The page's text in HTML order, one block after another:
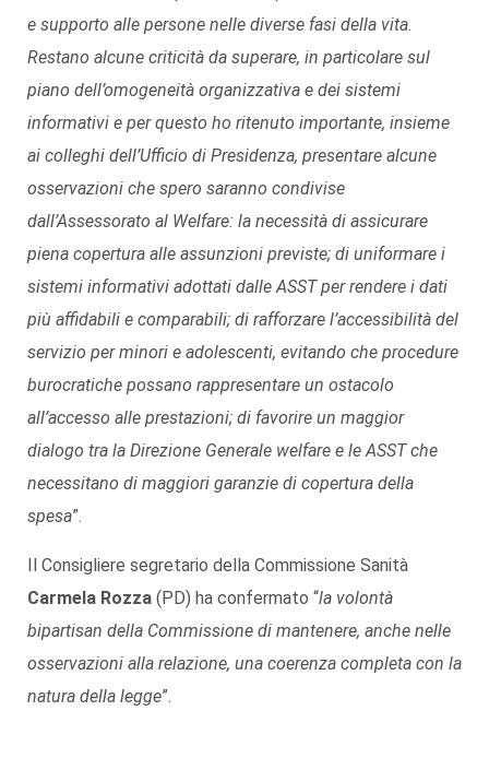
e supporto alle persone nelle diverse fasi della vita.
Restano alcune criticità da superare, in particolare sul
piano dell’omogeneità organizzativa e dei sistemi
informativi e per questo ho ritenuto importante, insieme
ai colleghi dell’Ufficio di Presidenza, presentare alcune
osservazioni che spero saranno condivise
dall’Assessorato al Welfare: la necessità di assicurare
piena copertura alle assunzioni previste; di uniformare i
sistemi informativi adottati dalle ASST per rendere i dati
più affidabili e comparabili; di rafforzare l’accessibilità del
servizio per minori e adolescenti, evitando che procedure
burocratiche possano rappresentare un ostacolo
all’accesso alle prestazioni; di favorire un maggior
dialogo tra la Direzione Generale welfare e le ASST che
necessitano di maggiori garanzie di copertura della
spesa”.
Il Consigliere segretario della Commissione Sanità
Carmela Rozza (PD) ha confermato “la volontà
bipartisan della Commissione di mantenere, anche nelle
osservazioni alla relazione, una coerenza completa con la
natura della legge”.